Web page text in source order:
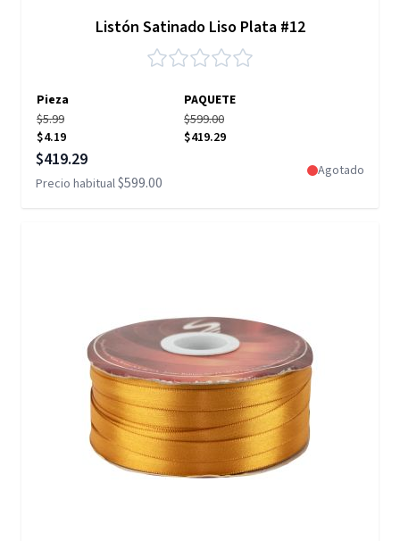
Listón Satinado Liso Plata #12
Pieza
PAQUETE
$5.99
$4.19
$599.00
$419.29
Precio especial
$419.29
Precio habitual$599.00
Agotado